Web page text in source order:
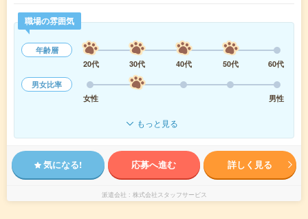
職場の雰囲気
年齢層
20代
30代 40代 50代
60代
男女比率
女性
男性
もっと見る
気になる! 応募へ進む 詳しく見る
派遣会社 株式会社スタッフサービス